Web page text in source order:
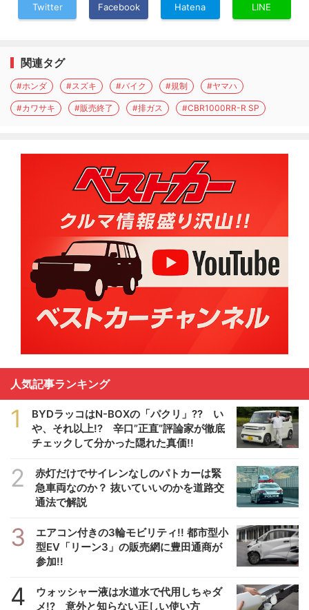
Twitter Facebook Hatena LINE
関連タグ
#ホンダ #スズキ #バイク #規制 #ヤマハ
#カワサキ #販売終了 #排ガス #CBR1000RR-R SP
人気記事ランキング
1
BYDラッコはN-BOXの「パクリ」?? い
や、それ以上!? 辛口”正直”評論家が徹底
チェックして分かった隠れた真価!!
2
赤灯だけでサイレンなしのパトカーは緊
急車両なのか？ 抜いていいのかを道路交
通法で解説
3
エアコン付きの3輪モビリティ!! 都市型小
型EV「リーン3」の販売網に豊田通商が
参加!!
4
ウォッシャー液は水道水で代用しちゃダ
メ!? 意外と知らない正しい使い方